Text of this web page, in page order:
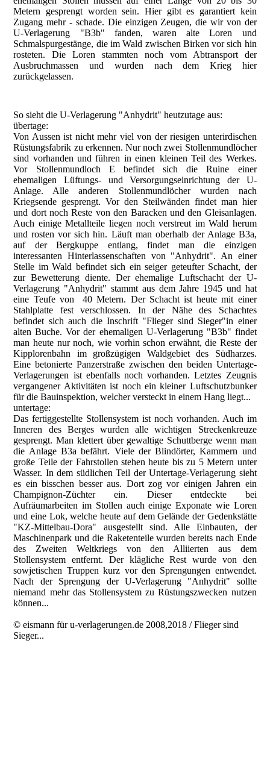
Metern gesprengt worden sein. Hier gibt es garantiert kein
Zugang mehr - schade. Die einzigen Zeugen, die wir von der
U-Verlagerung "B3b" fanden, waren alte Loren und
Schmalspurgestänge, die im Wald zwischen Birken vor sich hin
rosteten. Die Loren stammten noch vom Abtransport der
Ausbruchmassen und wurden nach dem Krieg hier
zurückgelassen.
So sieht die U-Verlagerung "Anhydrit" heutzutage aus:
übertage:
Von Aussen ist nicht mehr viel von der riesigen unterirdischen
Rüstungsfabrik zu erkennen. Nur noch zwei Stollenmundlöcher
sind vorhanden und führen in einen kleinen Teil des Werkes.
Vor Stollenmundloch E befindet sich die Ruine einer
ehemaligen Lüftungs- und Versorgungseinrichtung der U-
Anlage. Alle anderen Stollenmundlöcher wurden nach
Kriegsende gesprengt. Vor den Steilwänden findet man hier
und dort noch Reste von den Baracken und den Gleisanlagen.
Auch einige Metallteile liegen noch verstreut im Wald herum
und rosten vor sich hin. Läuft man oberhalb der Anlage B3a,
auf der Bergkuppe entlang, findet man die einzigen
interessanten Hinterlassenschaften von "Anhydrit". An einer
Stelle im Wald befindet sich ein seiger geteufter Schacht, der
zur Bewetterung diente. Der ehemalige Luftschacht der U-
Verlagerung "Anhydrit" stammt aus dem Jahre 1945 und hat
eine Teufe von 40 Metern. Der Schacht ist heute mit einer
Stahlplatte fest verschlossen. In der Nähe des Schachtes
befindet sich auch die Inschrift "Flieger sind Sieger"in einer
alten Buche. Vor der ehemaligen U-Verlagerung "B3b" findet
man heute nur noch, wie vorhin schon erwähnt, die Reste der
Kipplorenbahn im großzügigen Waldgebiet des Südharzes.
Eine betonierte Panzerstraße zwischen den beiden Untertage-
Verlagerungen ist ebenfalls noch vorhanden. Letztes Zeugnis
vergangener Aktivitäten ist noch ein kleiner Luftschutzbunker
für die Bauinspektion, welcher versteckt in einem Hang liegt...
untertage:
Das fertiggestellte Stollensystem ist noch vorhanden. Auch im
Inneren des Berges wurden alle wichtigen Streckenkreuze
gesprengt. Man klettert über gewaltige Schuttberge wenn man
die Anlage B3a befährt. Viele der Blindörter, Kammern und
große Teile der Fahrstollen stehen heute bis zu 5 Metern unter
Wasser. In dem südlichen Teil der Untertage-Verlagerung sieht
es ein bisschen besser aus. Dort zog vor einigen Jahren ein
Champignon-Züchter ein. Dieser entdeckte bei
Aufräumarbeiten im Stollen auch einige Exponate wie Loren
und eine Lok, welche heute auf dem Gelände der Gedenkstätte
"KZ-Mittelbau-Dora" ausgestellt sind. Alle Einbauten, der
Maschinenpark und die Raketenteile wurden bereits nach Ende
des Zweiten Weltkriegs von den Alliierten aus dem
Stollensystem entfernt. Der klägliche Rest wurde von den
sowjetischen Truppen kurz vor den Sprengungen entwendet.
Nach der Sprengung der U-Verlagerung "Anhydrit" sollte
niemand mehr das Stollensystem zu Rüstungszwecken nutzen
können...
© eismann für u-verlagerungen.de 2008,2018 / Flieger sind
Sieger...